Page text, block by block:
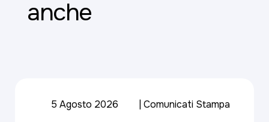
anche
5 Agosto 2026 Comunicati Stampa